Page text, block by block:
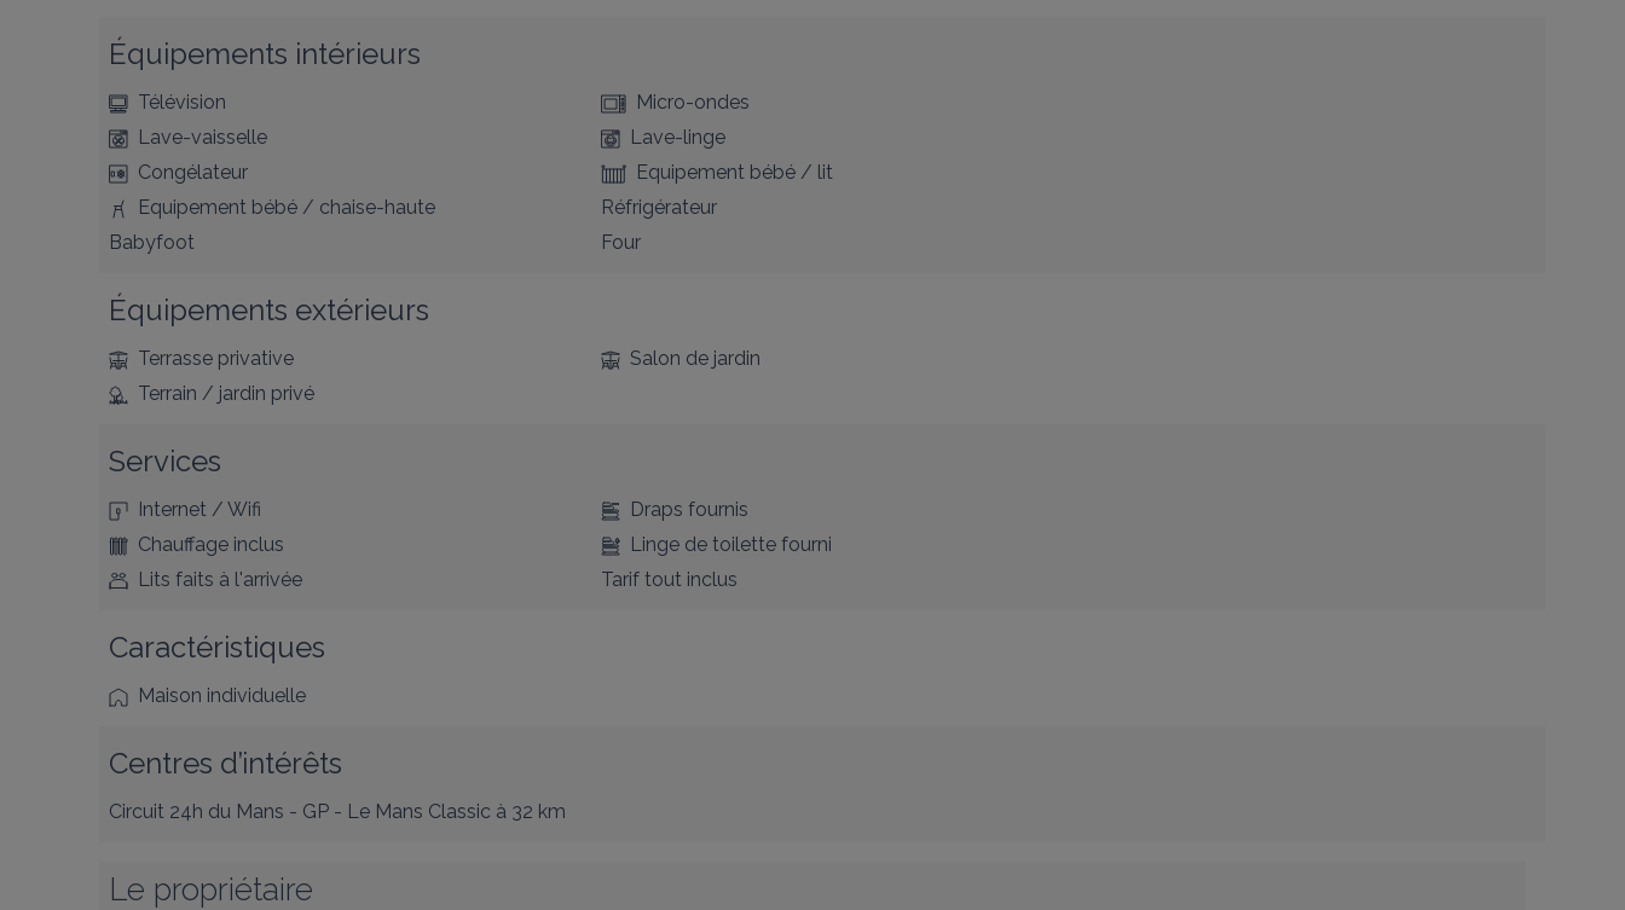
Équipements intérieurs
Télévision
Micro-ondes
Lave-vaisselle
Lave-linge
Congélateur
Equipement bébé / lit
Equipement bébé / chaise-haute
Réfrigérateur
Babyfoot
Four
Équipements extérieurs
Terrasse privative
Salon de jardin
Terrain / jardin privé
Services
Internet / Wifi
Draps fournis
Chauffage inclus
Linge de toilette fourni
Lits faits à l'arrivée
Tarif tout inclus
Caractéristiques
Maison individuelle
Centres d’intérêts
Circuit 24h du Mans - GP - Le Mans Classic à 32 km
Le propriétaire